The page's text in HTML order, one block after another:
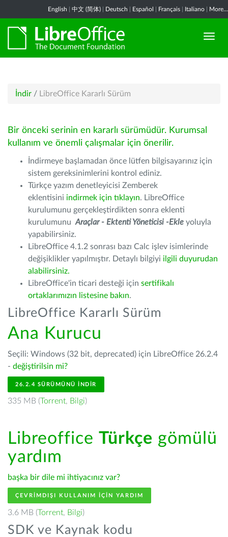
English 中文 (简体) Deutsch Español Français Italiano More...
İndir / LibreOffice Kararlı Sürüm
Bir önceki serinin en kararlı sürümüdür. Kurumsal
kullanım ve önemli çalışmalar için önerilir.
İndirmeye başlamadan önce lütfen bilgisayarınız için
sistem gereksinimlerini kontrol ediniz.
Türkçe yazım denetleyicisi Zemberek
eklentisini indirmek için tıklayın. LibreOffice
kurulumunu gerçekleştirdikten sonra eklenti
kurulumunu Araçlar - Ektenti Yöneticisi -Ekle yoluyla
yapabilirsiniz.
LibreOffice 4.1.2 sonrası bazı Calc işlev isimlerinde
değişiklikler yapılmıştır. Detaylı bilgiyi ilgili duyurudan
alabilirsiniz.
LibreOffice'in ticari desteği için sertifikalı
ortaklarımızın listesine bakın.
LibreOffice Kararlı Sürüm
Ana Kurucu
Seçili: Windows (32 bit, deprecated) için LibreOffice 26.2.4
- değiştirilsin mi?
26.2.4 SÜRÜMÜNÜ İNDIR
335 MB (Torrent, Bilgi)
Libreoffice Türkçe gömülü
yardım
başka bir dile mi ihtiyacınız var?
ÇEVRIMDIŞI KULLANIM IÇIN YARDIM
3.6 MB (Torrent, Bilgi)
SDK ve Kaynak kodu